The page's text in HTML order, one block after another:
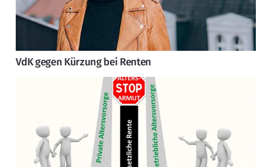
VdK gegen Kürzung bei Renten